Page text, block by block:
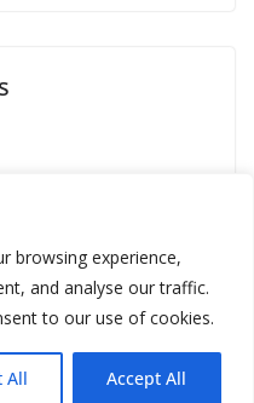
browsing experience,
and analyse our traffic.
to our use of cookies.
All Accept All
Powered byWordPress